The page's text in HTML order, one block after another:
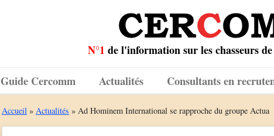
N°1 de l'information sur les chasseurs
Guide Cercomm Actualités Consultants en
Accueil » Actualités » Ad Hominem International se rapproche du groupe Actua